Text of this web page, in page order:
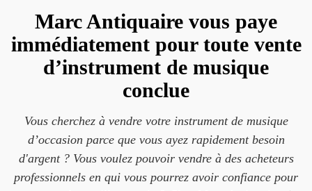
Marc Antiquaire vous paye
immédiatement pour toute vente
d’instrument de musique
conclue
Vous cherchez à vendre votre instrument de musique
d’occasion parce que vous ayez rapidement besoin
d'argent ? Vous voulez pouvoir vendre à des acheteurs
professionnels en qui vous pourrez avoir confiance pour